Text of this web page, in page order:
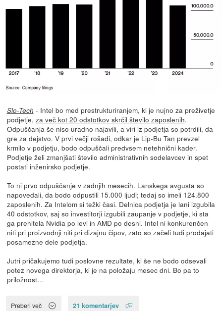
Slo-Tech - Intel bo med prestrukturiranjem, ki je nujno za preživetje
podjetje, za več kot 20 odstotkov skrčil število zaposlenih.
Odpuščanja še niso uradno najavili, a viri iz podjetja so potrdili, da
gre za dejstvo. V prvi večji rošadi, odkar je Lip-Bu Tan prevzel
krmilo v podjetju, bodo odpuščali predvsem netehnični kader.
Podjetje želi zmanjšati število administrativnih sodelavcev in spet
postati inženirsko podjetje.
To ni prvo odpuščanje v zadnjih mesecih. Lanskega avgusta so
napovedali, da bodo odpustili 15.000 ljudi; tedaj so imeli 124.800
zaposlenih. Za Intelom si težki časi. Delnica podjetja je lani izgubila
40 odstotkov, saj so investitorji izgubili zaupanje v podjetje, ki sta
ga prehitela Nvidia po levi in AMD po desni. Intel ni konkurenčen
niti pri proizvodnji niti pri dizajnu čipov, zato so začeli tudi prodajati
posamezne dele podjetja.
Jutri pričakujemo tudi poslovne rezultate, ki še ne bodo odsevali
potez novega direktorja, ki je na položaju mesec dni. Bo pa to
priložnost...
Preberi več 21 komentarjev